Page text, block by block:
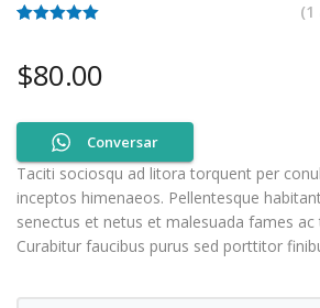
5 com base
em
(1
$80.00
Conversar
Taciti sociosqu ad litora torquent per
inceptos himenaeos. Pellentesque
senectus et netus et malesuada fames ac
Curabitur faucibus purus sed porttitor